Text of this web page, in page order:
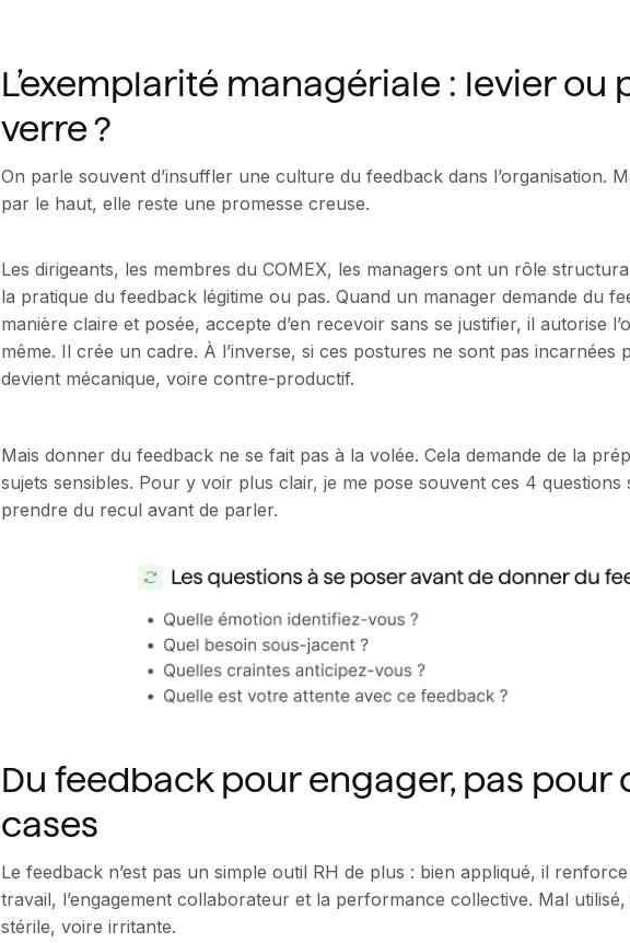
L’exemplarité managériale : levier ou
verre ?
On parle souvent d’insuffler une culture du feedback dans l’organisation.
par le haut, elle reste une promesse creuse.
Les dirigeants, les membres du COMEX, les managers ont un rôle
la pratique du feedback légitime ou pas. Quand un manager demande du
manière claire et posée, accepte d’en recevoir sans se justifier, il autorise
même. Il crée un cadre. À l’inverse, si ces postures ne sont pas incarnées
devient mécanique, voire contre-productif.
Mais donner du feedback ne se fait pas à la volée. Cela demande de la
sujets sensibles. Pour y voir plus clair, je me pose souvent ces 4 questions
prendre du recul avant de parler.
Du feedback pour engager, pas pour
cases
Le feedback n’est pas un simple outil RH de plus : bien appliqué, il
travail, l’engagement collaborateur et la performance collective. Mal
stérile, voire irritante.